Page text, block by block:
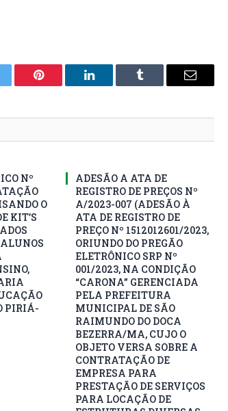
Pinterest LinkedIn Tumblr
E-
Nº
O
KIT’S
PIRIÁ-
ADESÃO A ATA DE
REGISTRO DE PREÇOS Nº
A/2023-007 (ADESÃO À
ATA DE REGISTRO DE
PREÇO Nº 1512012601/2023,
ORIUNDO DO PREGÃO
ELETRÔNICO SRP Nº
001/2023, NA CONDIÇÃO
“CARONA” GERENCIADA
PELA PREFEITURA
MUNICIPAL DE SÃO
RAIMUNDO DO DOCA
BEZERRA/MA, CUJO O
OBJETO VERSA SOBRE A
CONTRATAÇÃO DE
EMPRESA PARA
PRESTAÇÃO DE SERVIÇOS
PARA LOCAÇÃO DE